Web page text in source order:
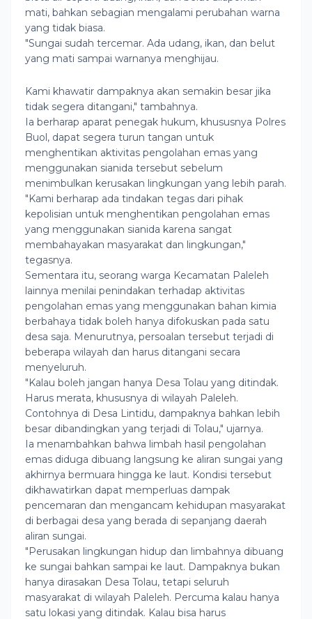
mati, bahkan sebagian mengalami perubahan warna
yang tidak biasa.
"Sungai sudah tercemar. Ada udang, ikan, dan belut
yang mati sampai warnanya menghijau.
Kami khawatir dampaknya akan semakin besar jika
tidak segera ditangani," tambahnya.
Ia berharap aparat penegak hukum, khususnya Polres
Buol, dapat segera turun tangan untuk
menghentikan aktivitas pengolahan emas yang
menggunakan sianida tersebut sebelum
menimbulkan kerusakan lingkungan yang lebih parah.
"Kami berharap ada tindakan tegas dari pihak
kepolisian untuk menghentikan pengolahan emas
yang menggunakan sianida karena sangat
membahayakan masyarakat dan lingkungan,"
tegasnya.
Sementara itu, seorang warga Kecamatan Paleleh
lainnya menilai penindakan terhadap aktivitas
pengolahan emas yang menggunakan bahan kimia
berbahaya tidak boleh hanya difokuskan pada satu
desa saja. Menurutnya, persoalan tersebut terjadi di
beberapa wilayah dan harus ditangani secara
menyeluruh.
"Kalau boleh jangan hanya Desa Tolau yang ditindak.
Harus merata, khususnya di wilayah Paleleh.
Contohnya di Desa Lintidu, dampaknya bahkan lebih
besar dibandingkan yang terjadi di Tolau," ujarnya.
Ia menambahkan bahwa limbah hasil pengolahan
emas diduga dibuang langsung ke aliran sungai yang
akhirnya bermuara hingga ke laut. Kondisi tersebut
dikhawatirkan dapat memperluas dampak
pencemaran dan mengancam kehidupan masyarakat
di berbagai desa yang berada di sepanjang daerah
aliran sungai.
"Perusakan lingkungan hidup dan limbahnya dibuang
ke sungai bahkan sampai ke laut. Dampaknya bukan
hanya dirasakan Desa Tolau, tetapi seluruh
masyarakat di wilayah Paleleh. Percuma kalau hanya
satu lokasi yang ditindak. Kalau bisa harus